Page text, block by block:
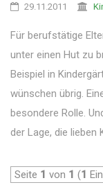
29.11.2011
Für berufstätige
unter einen Hut zu
Beispiel in
wünschen übrig.
besondere Rolle.
der Lage, die lieben
Seite 1 von 1 (1